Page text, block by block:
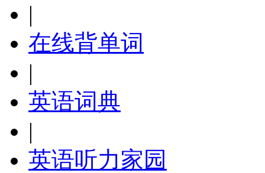
|
在线背单词
|
英语词典
|
英语听力家园